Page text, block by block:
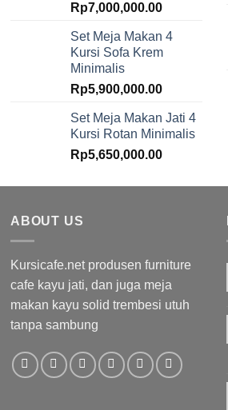
Rp7,000,000.00
Set Meja Makan 4
Kursi Sofa Krem
Minimalis
Rp5,900,000.00
Set Meja Makan Jati 4
Kursi Rotan Minimalis
Rp5,650,000.00
ABOUT US
Kursicafe.net produsen furniture
cafe kayu jati, dan juga meja
makan kayu solid trembesi utuh
tanpa sambung